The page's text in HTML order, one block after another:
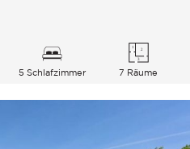
5 Schlafzimmer 7 Räume